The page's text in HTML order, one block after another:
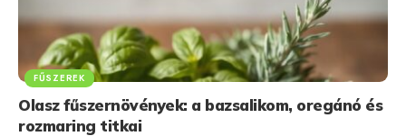
FŰSZEREK
Olasz fűszernövények: a bazsalikom, oregánó és
rozmaring titkai